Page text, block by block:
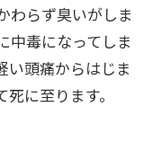
わらず臭いがしま
中毒になってしま
い頭痛からはじま
に至ります。